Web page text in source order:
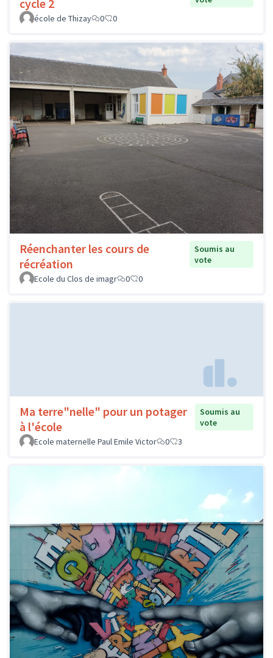
cycle 2
école de Thizay
0 0
Réenchanter les cours de
récréation
Soumis au
vote
Ecole du Clos de imagr
0 0
Ma terre"nelle" pour un potager
à l'école
Soumis au
vote
Ecole maternelle Paul Emile Victor
0 3